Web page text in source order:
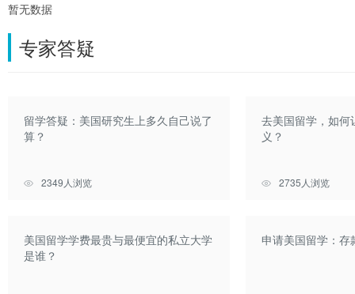
暂无数据
专家答疑
留学答疑：美国研究生上多久自己说了
算？
2349人浏览
去美国留学，如何
义？
2735人浏览
美国留学学费最贵与最便宜的私立大学
是谁？
申请美国留学：